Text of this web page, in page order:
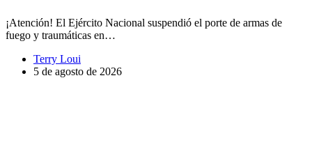
¡Atención! El Ejército Nacional suspendió el porte de armas de
fuego y traumáticas en…
Terry Loui
5 de agosto de 2026